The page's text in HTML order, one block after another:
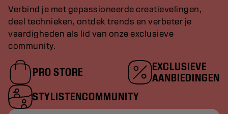
Verbind je met gepassioneerde creatievelingen,
deel technieken, ontdek trends en verbeter je
vaardigheden als lid van onze exclusieve
community.
PRO STORE
EXCLUSIEVE
AANBIEDINGEN
STYLISTENCOMMUNITY